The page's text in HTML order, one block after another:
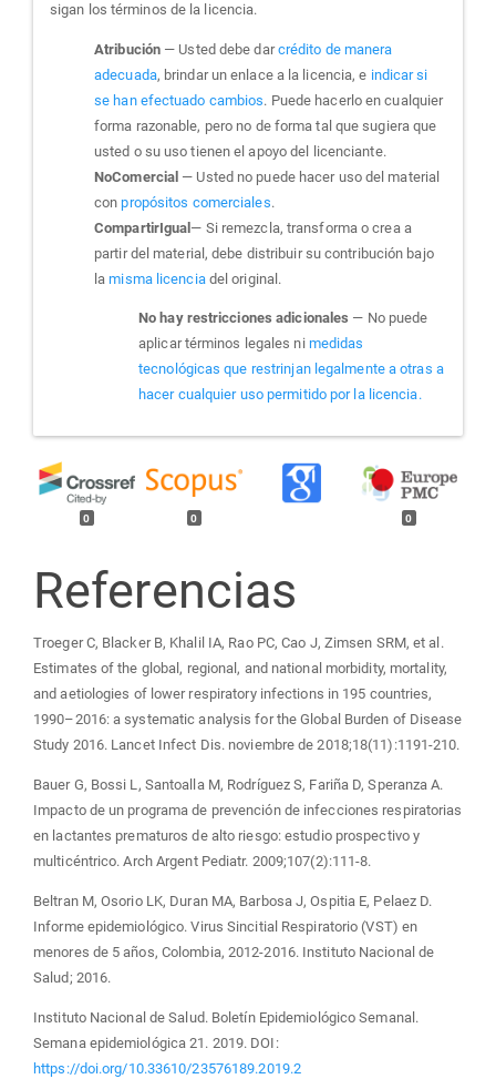
sigan los términos de la licencia.
Atribución — Usted debe darcrédito de manera
adecuada, brindar un enlace a la licencia, e indicar si
se han efectuado cambios. Puede hacerlo en cualquier
forma razonable, pero no de forma tal que sugiera que
usted o su uso tienen el apoyo del licenciante.
NoComercial — Usted no puede hacer uso del material
conpropósitos comerciales.
CompartirIgual — Si remezcla, transforma o crea a
partir del material, debe distribuir su contribución bajo
lamisma licenciadel original.
No hay restricciones adicionales — No puede
aplicar términos legales ni medidas
tecnológicas que restrinjan legalmente a otras a
hacer cualquier uso permitido por la licencia.
0 0 0
Referencias
Troeger C, Blacker B, Khalil IA, Rao PC, Cao J, Zimsen SRM, et al.
Estimates of the global, regional, and national morbidity, mortality,
and aetiologies of lower respiratory infections in 195 countries,
1990–2016: a systematic analysis for the Global Burden of Disease
Study 2016. Lancet Infect Dis. noviembre de 2018;18(11):1191-210.
Bauer G, Bossi L, Santoalla M, Rodríguez S, Fariña D, Speranza A.
Impacto de un programa de prevención de infecciones respiratorias
en lactantes prematuros de alto riesgo: estudio prospectivo y
multicéntrico. Arch Argent Pediatr. 2009;107(2):111-8.
Beltran M, Osorio LK, Duran MA, Barbosa J, Ospitia E, Pelaez D.
Informe epidemiológico. Virus Sincitial Respiratorio (VST) en
menores de 5 años, Colombia, 2012-2016. Instituto Nacional de
Salud; 2016.
Instituto Nacional de Salud. Boletín Epidemiológico Semanal.
Semana epidemiológica 21. 2019. DOI:
https://doi.org/10.33610/23576189.2019.2